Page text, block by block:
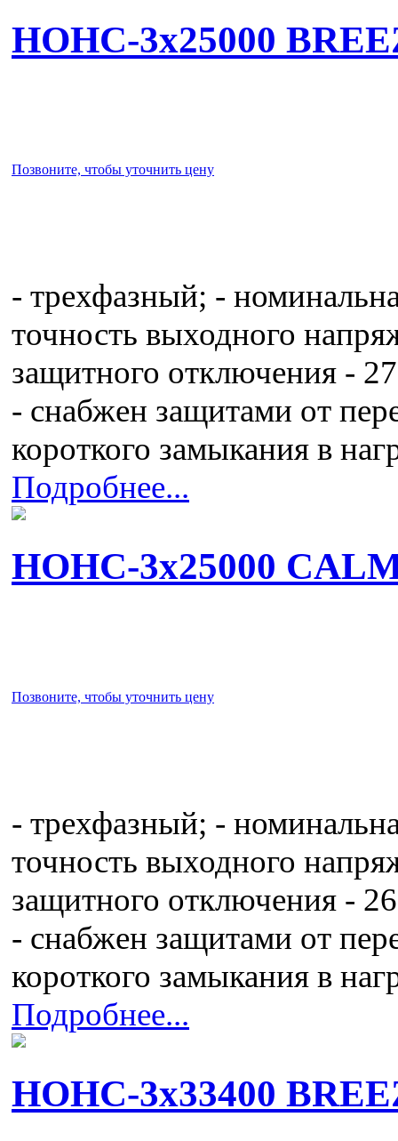
НОНС-3x25000
Позвоните, чтобы уточнить цену
- трехфазный; -
точность выходного
защитного отключения -
- снабжен защитами от
короткого замыкания в
Подробнее...
НОНС-3x25000
Позвоните, чтобы уточнить цену
- трехфазный; -
точность выходного
защитного отключения -
- снабжен защитами от
короткого замыкания в
Подробнее...
НОНС-3x33400